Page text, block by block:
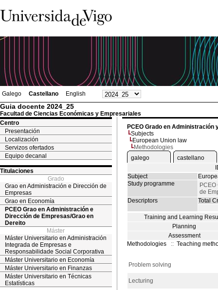
Galego Castellano English
Guia docente 2024_25
Facultad de Ciencias Económicas y Empresariales
Centro
Presentación
Localización
Servizos ofertados
Equipo decanal
Titulaciones
Grado
Grao en Administración e Dirección de
Empresas
Grao en Economía
PCEO Grao en Administración e
Dirección de Empresas/Grao en
Dereito
Máster
Máster Universitario en Administración
Integrada de Empresas e
Responsabilidade Social Corporativa
Máster Universitario en Economía
Máster Universitario en Finanzas
Máster Universitario en Técnicas
Estatísticas
PCEO Grado en
Subjects
European Union law
Methodologies
galego
castellano
Subject
Study programme
de
Descriptors
Total
Training and Learning
Planning
Assessment
Methodologies
:: Teaching
Problem solving
Lecturing